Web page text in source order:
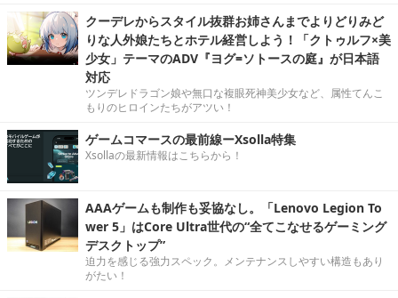
クーデレからスタイル抜群お姉さんまでよりどりみど
りな人外娘たちとホテル経営しよう！「クトゥルフ×美
少女」テーマのADV『ヨグ=ソトースの庭』が日本語
対応
ツンデレドラゴン娘や無口な複眼死神美少女など、属性てんこ
もりのヒロインたちがアツい！
ゲームコマースの最前線ーXsolla特集
Xsollaの最新情報はこちらから！
AAAゲームも制作も妥協なし。「Lenovo Legion To
wer 5」はCore Ultra世代の“全てこなせるゲーミング
デスクトップ”
迫力を感じる強力スペック。メンテナンスしやすい構造もあり
がたい！